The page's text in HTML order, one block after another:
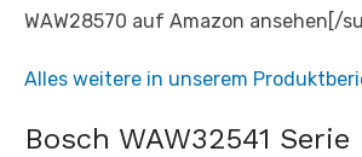
WAW28570 auf Amazon ansehen[/
Alles weitere in unserem
Bosch WAW32541